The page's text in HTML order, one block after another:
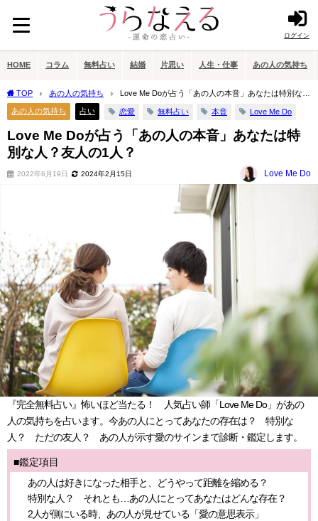
ログイン
HOME コラム 無料占い 結婚 片思い 人生・仕事 あの人の気持ち
TOP あの人の気持ち
Love Me Doが占う「あの人の本音」あなたは特別な
人？友人の1人？
あの人の気持ち 占い 恋愛 無料占い 本音 Love Me Do
Love Me Doが占う「あの人の本音」あなたは特
別な人？友人の1人？
2022年6月19日 2024年2月15日 Love Me Do
『完全無料占い』怖いほど当たる！ 人気占い師「Love Me Do」があの
人の気持ちを占います。今あの人にとってあなたの存在は？ 特別な
人？ ただの友人？ あの人が示す愛のサインまで診断・鑑定します。
■鑑定項目
あの人は好きになった相手と、どうやって距離を縮める？
特別な人？ それとも…あの人にとってあなたはどんな存在？
2人が側にいる時、あの人が見せている「愛の意思表示」